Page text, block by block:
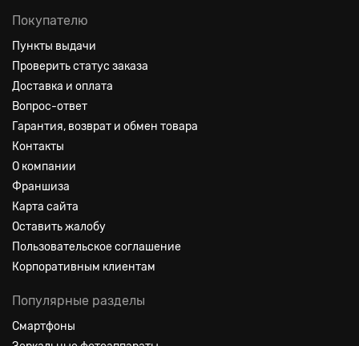
Покупателю
Пункты выдачи
Проверить статус заказа
Доставка и оплата
Вопрос-ответ
Гарантия, возврат и обмен товара
Контакты
О компании
Франшиза
Карта сайта
Оставить жалобу
Пользовательское соглашение
Корпоративным клиентам
Популярные разделы
Смартфоны